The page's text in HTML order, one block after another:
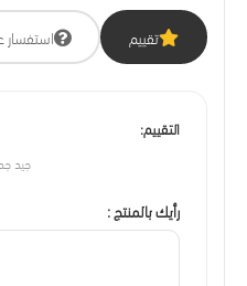
تقييم استفسار
التقييم:
جيد
رأيك بالمنتج :